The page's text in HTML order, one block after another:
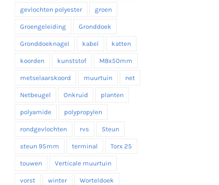
gevlochten polyester groen
Groengeleiding Gronddoek
Gronddoeknagel kabel katten
koorden kunststof M8x50mm
metselaarskoord muurtuin net
Netbeugel Onkruid planten
polyamide polypropylen
rondgevlochten rvs Steun
steun 95mm terminal Torx 25
touwen Verticale muurtuin
vorst winter Worteldoek